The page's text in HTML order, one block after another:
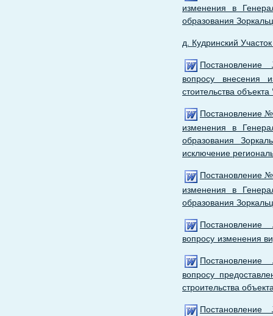
изменения в
образования
д. Кудринский
вопросу внесения
стоительства
Постановление
изменения в
образования
исключение
Постановление
изменения в
образования
вопросу изменения
вопросу
строительства